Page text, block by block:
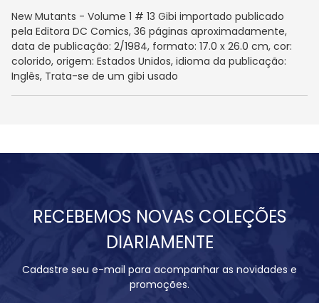
New Mutants - Volume 1 # 13 Gibi importado publicado
pela Editora DC Comics, 36 páginas aproximadamente,
data de publicação: 2/1984, formato: 17.0 x 26.0 cm, cor:
colorido, origem: Estados Unidos, idioma da publicação:
Inglês, Trata-se de um gibi usado
RECEBEMOS NOVAS COLEÇÕES
DIARIAMENTE
Cadastre seu e-mail para acompanhar as novidades e
promoções.